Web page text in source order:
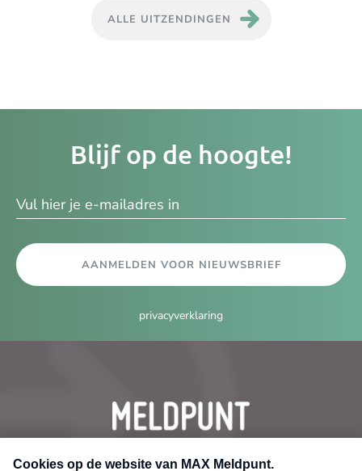
ALLE UITZENDINGEN
Blijf op de hoogte!
AANMELDEN VOOR NIEUWSBRIEF
privacyverklaring